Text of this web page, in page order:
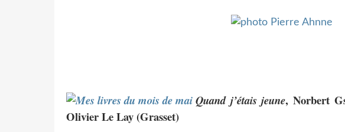
Quand j’étais jeune, Norbert
Olivier Le Lay (Grasset)